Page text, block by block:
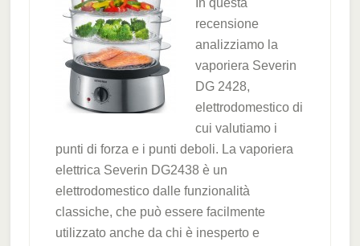
In questa
recensione
analizziamo la
vaporiera Severin
DG 2428,
elettrodomestico di
cui valutiamo i
punti di forza e i punti deboli. La vaporiera
elettrica Severin DG2438 è un
elettrodomestico dalle funzionalità
classiche, che può essere facilmente
utilizzato anche da chi è inesperto e